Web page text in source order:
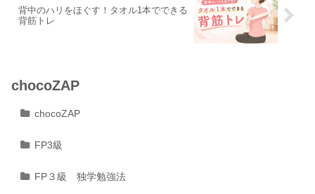
背中のハリをほぐす！タオル1本でできる
背筋トレ
chocoZAP
chocoZAP
FP3級
FP３級 独学勉強法